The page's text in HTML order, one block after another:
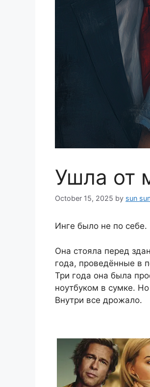
Ушла от
October 15, 2025 by sun
Инге было не по себе.
Она стояла перед
года, проведённые в
Три года она была
ноутбуком в сумке.
Внутри все дрожало.